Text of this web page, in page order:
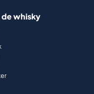
de whisky